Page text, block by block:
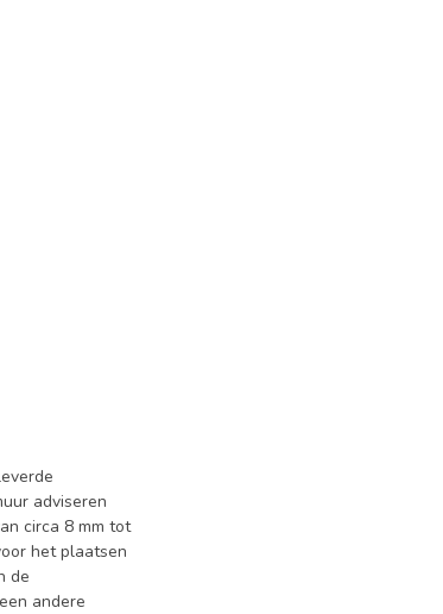
adviseren
circa 8 mm tot
het plaatsen
de
andere